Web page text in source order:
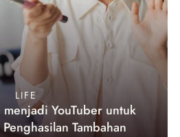
LIFE
YouTuber untuk
Tambahan